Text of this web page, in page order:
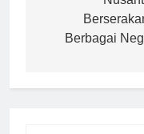
Berbagai